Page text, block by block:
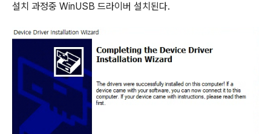
설치 과정중 WinUSB 드라이버 설치된다.